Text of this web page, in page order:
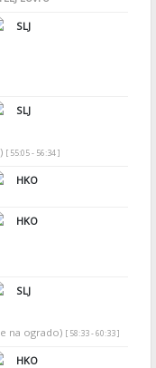
SLJ
SLJ
[ 55:05 - 56:34 ]
HKO
HKO
SLJ
na ogrado) [ 58:33 - 60:33 ]
HKO